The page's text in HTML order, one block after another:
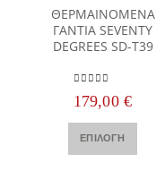
έχει
πολλαπλές
παραλλαγές.
επιλογές
μπορούν
επιλεγούν
στη
ΘΕΡΜΑΙΝΟΜΕΝΑ
ΓΑΝΤΙΑ SEVENTY
DEGREES SD-T39
179,00 €
ΕΠΙΛΟΓΉ